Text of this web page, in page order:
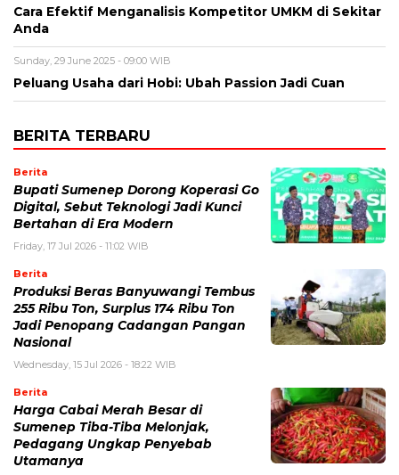
Cara Efektif Menganalisis Kompetitor UMKM di Sekitar
Anda
Sunday, 29 June 2025 - 09:00 WIB
Peluang Usaha dari Hobi: Ubah Passion Jadi Cuan
BERITA TERBARU
Berita
Bupati Sumenep Dorong Koperasi Go
Digital, Sebut Teknologi Jadi Kunci
Bertahan di Era Modern
Friday, 17 Jul 2026 - 11:02 WIB
Berita
Produksi Beras Banyuwangi Tembus
255 Ribu Ton, Surplus 174 Ribu Ton
Jadi Penopang Cadangan Pangan
Nasional
Wednesday, 15 Jul 2026 - 18:22 WIB
Berita
Harga Cabai Merah Besar di
Sumenep Tiba-Tiba Melonjak,
Pedagang Ungkap Penyebab
Utamanya